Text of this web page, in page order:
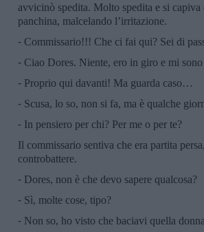
avvicinò spedita. Molto spedita e si capiva
panchina, malcelando l’irritazione.
⁃ Commissario!!! Che ci fai qui? Sei di
⁃ Ciao Dores. Niente, ero in giro e mi
⁃ Proprio qui davanti! Ma guarda caso…
⁃ Scusa, lo so, non si fa, ma è qualche
⁃ In pensiero per chi? Per me o per te?
Il commissario sentiva che era partita
controbattere.
⁃ Dores, non è che devo sapere qualcosa?
⁃ Sì, molte cose, tipo?
⁃ Non so, ho visto che baciavi quella